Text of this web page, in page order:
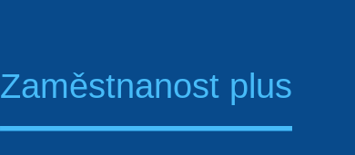
Zaměstnanost plus